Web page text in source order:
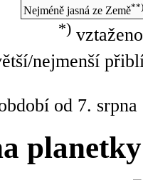
Nejméně jasná ze Země**)
*)
nejmenší
od 7.